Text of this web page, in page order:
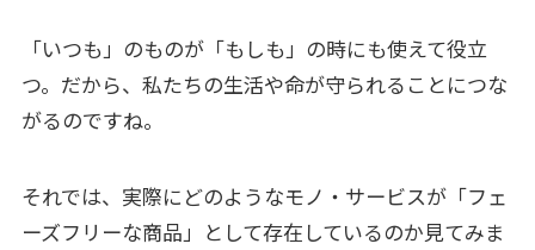
「いつも」のものが「もしも」の時にも使えて役立
つ。だから、私たちの生活や命が守られることにつな
がるのですね。
それでは、実際にどのようなモノ・サービスが「フェ
ーズフリーな商品」として存在しているのか見てみま